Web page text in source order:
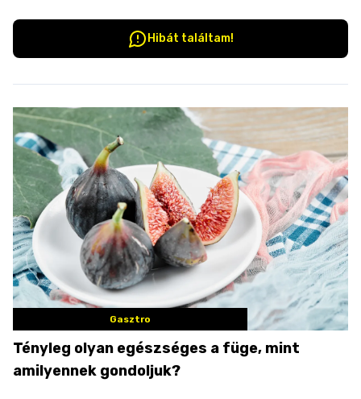
Hibát találtam!
Gasztro
Tényleg olyan egészséges a füge, mint
amilyennek gondoljuk?